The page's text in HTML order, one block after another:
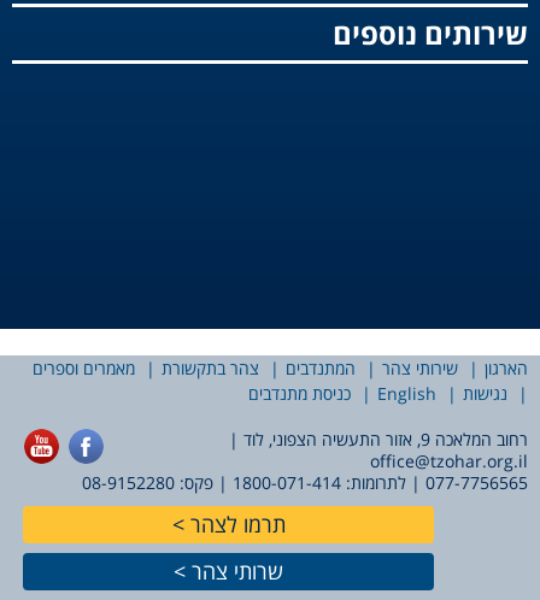
שירותים נוספים
הארגון שירותי צהר המתנדבים צהר בתקשורת
מאמרים וספרים
נגישות
English
כניסת מתנדבים
רחוב המלאכה 9, אזור התעשיה הצפוני, לוד |
office@tzohar.org.il
077-7756565 | לתרומות: 1800-071-414 | פקס: 08-9152280
תרמו לצהר
שרותי צהר